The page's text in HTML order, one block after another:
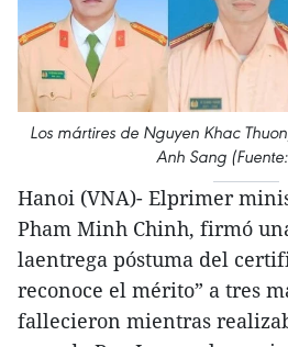
Los mártires de Nguyen Khac
Anh Sang
Hanoi (VNA)- Elprimer
Pham Minh Chinh, firmó
laentrega póstuma del
reconoce el mérito” a tres
fallecieron mientras